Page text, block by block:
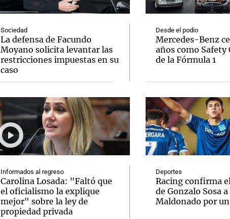
Sociedad
La defensa de Facundo
Moyano solicita levantar las
restricciones impuestas en su
caso
Informados al regreso
Carolina Losada: "Faltó que
el oficialismo la explique
mejor" sobre la ley de
propiedad privada
Desde el podio
Mercedes-Benz
años como Safety
de la Fórmula 1
Deportes
Racing confirma
de Gonzalo Sosa
Maldonado por
Notas
El huracán de Arequito